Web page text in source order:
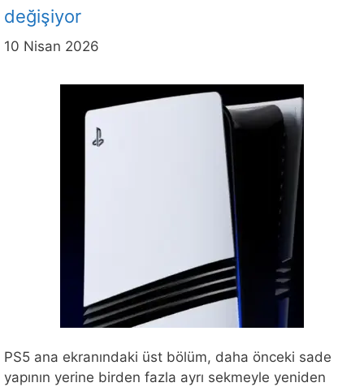
değişiyor
10 Nisan 2026
PS5 ana ekranındaki üst bölüm, daha önceki sade
yapının yerine birden fazla ayrı sekmeyle yeniden